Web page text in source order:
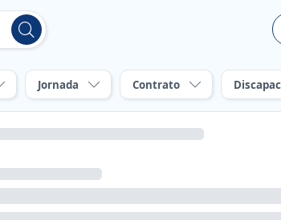
Jornada Contrato